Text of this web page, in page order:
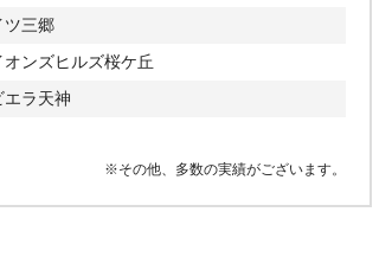
ツ三郷
オンズヒルズ桜ケ丘
エラ天神
※その他、多数の実績がございます。